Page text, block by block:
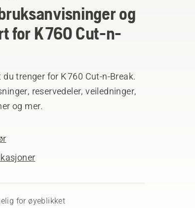
og
for K 760 Cut-n-
trenger for K 760 Cut-n-Break.
reservedeler, veiledninger,
og mer.
for øyeblikket